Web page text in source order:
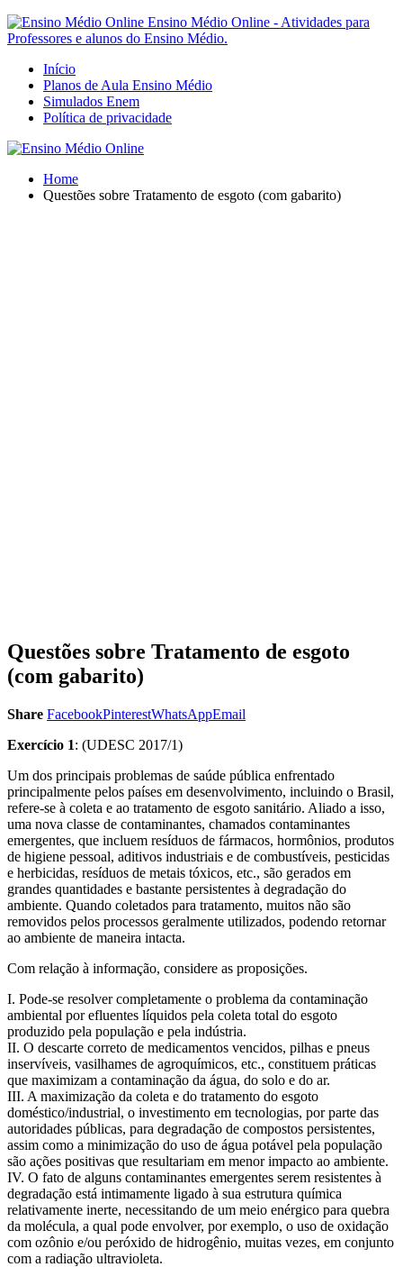
Ensino Médio Online - Atividades para
Professores e alunos do Ensino Médio.
Início
Planos de Aula Ensino Médio
Simulados Enem
Política de privacidade
Home
Questões sobre Tratamento de esgoto (com gabarito)
Questões sobre Tratamento de esgoto
(com gabarito)
Share FacebookPinterestWhatsAppEmail
Exercício 1: (UDESC 2017/1)
Um dos principais problemas de saúde pública enfrentado
principalmente pelos países em desenvolvimento, incluindo o Brasil,
refere-se à coleta e ao tratamento de esgoto sanitário. Aliado a isso,
uma nova classe de contaminantes, chamados contaminantes
emergentes, que incluem resíduos de fármacos, hormônios, produtos
de higiene pessoal, aditivos industriais e de combustíveis, pesticidas
e herbicidas, resíduos de metais tóxicos, etc., são gerados em
grandes quantidades e bastante persistentes à degradação do
ambiente. Quando coletados para tratamento, muitos não são
removidos pelos processos geralmente utilizados, podendo retornar
ao ambiente de maneira intacta.
Com relação à informação, considere as proposições.
I. Pode-se resolver completamente o problema da contaminação
ambiental por efluentes líquidos pela coleta total do esgoto
produzido pela população e pela indústria.
II. O descarte correto de medicamentos vencidos, pilhas e pneus
inservíveis, vasilhames de agroquímicos, etc., constituem práticas
que maximizam a contaminação da água, do solo e do ar.
III. A maximização da coleta e do tratamento do esgoto
doméstico/industrial, o investimento em tecnologias, por parte das
autoridades públicas, para degradação de compostos persistentes,
assim como a minimização do uso de água potável pela população
são ações positivas que resultariam em menor impacto ao ambiente.
IV. O fato de alguns contaminantes emergentes serem resistentes à
degradação está intimamente ligado à sua estrutura química
relativamente inerte, necessitando de um meio enérgico para quebra
da molécula, a qual pode envolver, por exemplo, o uso de oxidação
com ozônio e/ou peróxido de hidrogênio, muitas vezes, em conjunto
com a radiação ultravioleta.